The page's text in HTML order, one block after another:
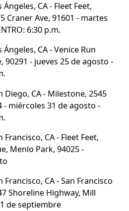
Ángeles, CA - Fleet Feet,
Craner Ave, 91601 - martes
6:30 p.m.
Ángeles, CA - Venice Run
90291 - jueves 25 de agosto -
Diego, CA - Milestone, 2545
- miércoles 31 de agosto -
Francisco, CA - Fleet Feet,
Menlo Park, 94025 -
Francisco, CA - San Francisco
Shoreline Highway, Mill
1 de septiembre